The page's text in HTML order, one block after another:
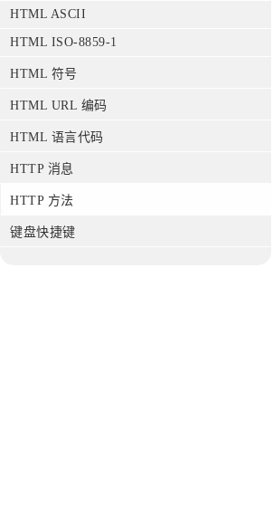
HTML ASCII
HTML ISO-8859-1
HTML 符号
HTML URL 编码
HTML 语言代码
HTTP 消息
HTTP 方法
键盘快捷键